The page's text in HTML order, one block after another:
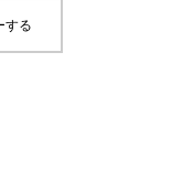
する